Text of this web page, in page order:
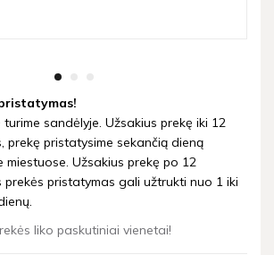
turime sandėlyje. Užsakius prekę iki 12
prekę pristatysime sekančią dieną
miestuose. Užsakius prekę po 12
prekės pristatymas gali užtrukti nuo 1 iki
liko paskutiniai vienetai!